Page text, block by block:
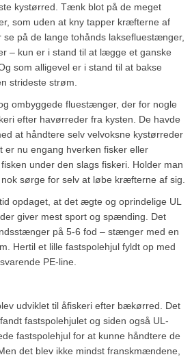
kystørred. Tænk blot på de meget
som uden at kny tapper kræfterne af
se på de lange tohånds laksefluestænger,
– kun er i stand til at lægge et ganske
som alligevel er i stand til at bakse
strideste strøm.
ombyggede fluestænger, der for nogle
efter havørreder fra kysten. De havde
at håndtere selv velvoksne kystørreder
er nu engang hverken fisker eller
under den slags fiskeri. Holder man
sørge for selv at løbe kræfterne af sig.
opdaget, at det ægte og oprindelige UL
giver mest sport og spænding. Det
på 5-6 fod – stænger med en
Hertil et lille fastspolehjul fyldt op med
PE-line.
udviklet til åfiskeri efter bækørred. Det
fastspolehjulet og siden også UL-
fastspolehjul for at kunne håndtere de
det blev ikke mindst franskmændene,